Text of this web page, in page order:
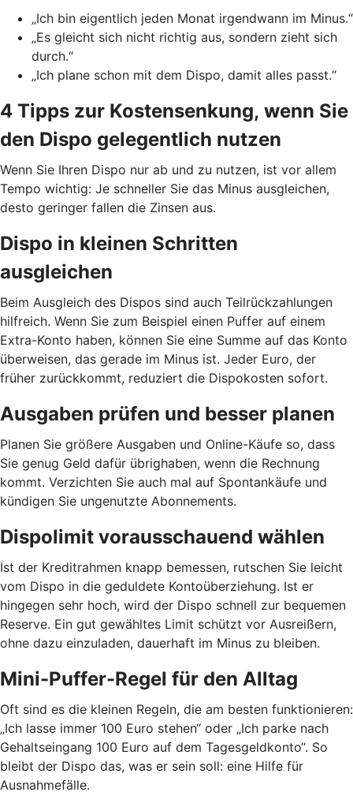
„Ich bin eigentlich jeden Monat irgendwann im Minus.“
„Es gleicht sich nicht richtig aus, sondern zieht sich
durch.“
„Ich plane schon mit dem Dispo, damit alles passt.“
4 Tipps zur Kostensenkung, wenn Sie
den Dispo gelegentlich nutzen
Wenn Sie Ihren Dispo nur ab und zu nutzen, ist vor allem
Tempo wichtig: Je schneller Sie das Minus ausgleichen,
desto geringer fallen die Zinsen aus.
Dispo in kleinen Schritten
ausgleichen
Beim Ausgleich des Dispos sind auch Teilrückzahlungen
hilfreich. Wenn Sie zum Beispiel einen Puffer auf einem
Extra-Konto haben, können Sie eine Summe auf das Konto
überweisen, das gerade im Minus ist. Jeder Euro, der
früher zurückkommt, reduziert die Dispokosten sofort.
Ausgaben prüfen und besser planen
Planen Sie größere Ausgaben und Online-Käufe so, dass
Sie genug Geld dafür übrighaben, wenn die Rechnung
kommt. Verzichten Sie auch mal auf Spontankäufe und
kündigen Sie ungenutzte Abonnements.
Dispolimit vorausschauend wählen
Ist der Kreditrahmen knapp bemessen, rutschen Sie leicht
vom Dispo in die geduldete Kontoüberziehung. Ist er
hingegen sehr hoch, wird der Dispo schnell zur bequemen
Reserve. Ein gut gewähltes Limit schützt vor Ausreißern,
ohne dazu einzuladen, dauerhaft im Minus zu bleiben.
Mini-Puffer-Regel für den Alltag
Oft sind es die kleinen Regeln, die am besten funktionieren:
„Ich lasse immer 100 Euro stehen“ oder „Ich parke nach
Gehaltseingang 100 Euro auf dem Tagesgeldkonto“. So
bleibt der Dispo das, was er sein soll: eine Hilfe für
Ausnahmefälle.